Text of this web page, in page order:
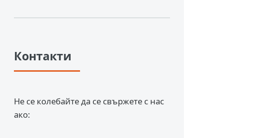
Контакти
Не се колебайте да се свържете с нас
ако: